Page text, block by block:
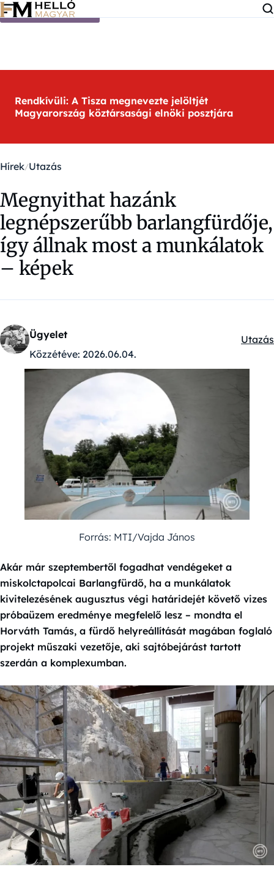
Ugrás a tartalomra
Rendkívüli: A Tisza megnevezte jelöltjét
Magyarország köztársasági elnöki posztjára
Hírek Utazás
Megnyithat hazánk
legnépszerűbb barlangfürdője,
így állnak most a munkálatok
– képek
Ügyelet
Közzétéve: 2026.06.04.
Utazás
Forrás: MTI/Vajda János
Akár már szeptembertől fogadhat vendégeket a
miskolctapolcai Barlangfürdő, ha a munkálatok
kivitelezésének augusztus végi határidejét követő vizes
próbaüzem eredménye megfelelő lesz – mondta el
Horváth Tamás, a fürdő helyreállítását magában foglaló
projekt műszaki vezetője, aki sajtóbejárást tartott
szerdán a komplexumban.